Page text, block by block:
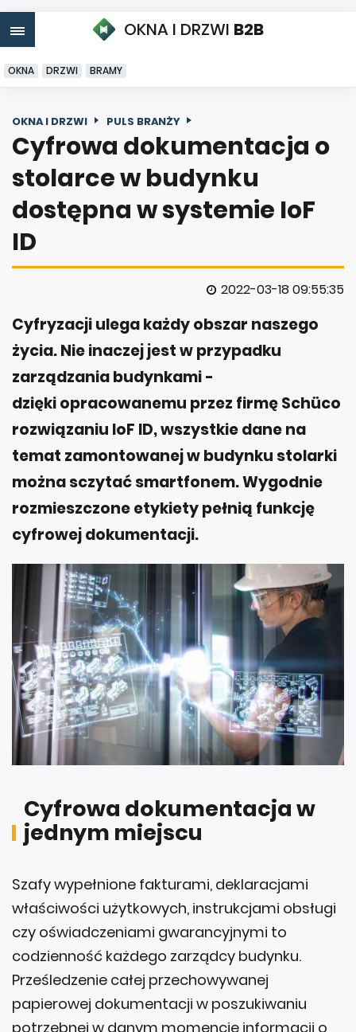
OKNA I DRZWI B2B
OKNA DRZWI BRAMY
OKNA I DRZWI PULS BRANŻY
Cyfrowa dokumentacja o
stolarce w budynku
dostępna w systemie IoF
ID
2022-03-18 09:55:35
Cyfryzacji ulega każdy obszar naszego
życia. Nie inaczej jest w przypadku
zarządzania budynkami -
dzięki opracowanemu przez firmę Schüco
rozwiązaniu IoF ID, wszystkie dane na
temat zamontowanej w budynku stolarki
można sczytać smartfonem. Wygodnie
rozmieszczone etykiety pełnią funkcję
cyfrowej dokumentacji.
Cyfrowa dokumentacja w
jednym miejscu
Szafy wypełnione fakturami, deklaracjami
właściwości użytkowych, instrukcjami obsługi
czy oświadczeniami gwarancyjnymi to
codzienność każdego zarządcy budynku.
Prześledzenie całej przechowywanej
papierowej dokumentacji w poszukiwaniu
potrzebnej w danym momencie informacji o